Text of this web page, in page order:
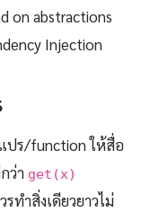
on abstractions
Injection
ปร/function ให้สื่อ
ว่า get(x)
ทำสิ่งเดียวยาวไม่